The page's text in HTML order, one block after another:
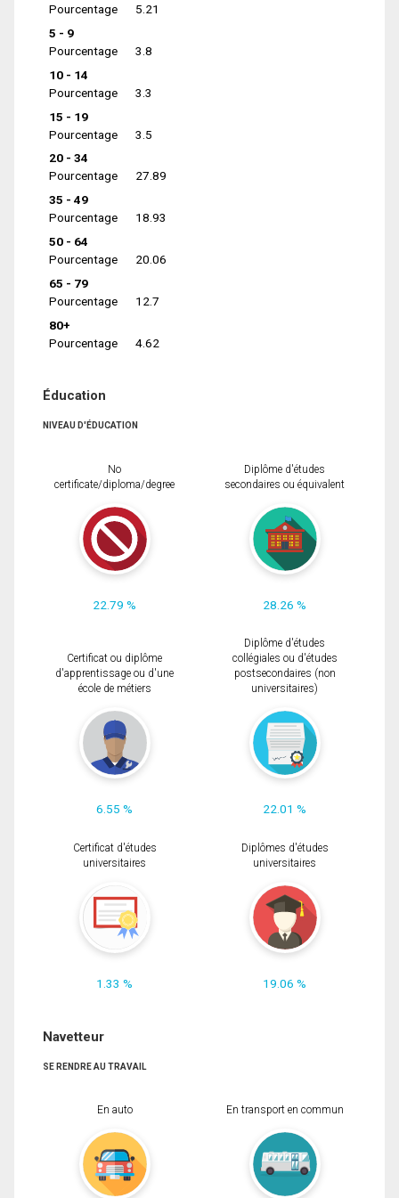
Pourcentage
5.21
5 - 9
Pourcentage
3.8
10 - 14
Pourcentage
3.3
15 - 19
Pourcentage
3.5
20 - 34
Pourcentage
27.89
35 - 49
Pourcentage
18.93
50 - 64
Pourcentage
20.06
65 - 79
Pourcentage
12.7
80+
Pourcentage
4.62
Éducation
NIVEAU D'ÉDUCATION
No
certificate/diploma/degree
22.79 %
Diplôme d'études
secondaires ou équivalent
28.26 %
Certificat ou diplôme
d'apprentissage ou d'une
école de métiers
6.55 %
Diplôme d'études
collégiales ou d'études
postsecondaires (non
universitaires)
22.01 %
Certificat d'études
universitaires
1.33 %
Diplômes d'études
universitaires
19.06 %
Navetteur
SE RENDRE AU TRAVAIL
En auto En transport en commun